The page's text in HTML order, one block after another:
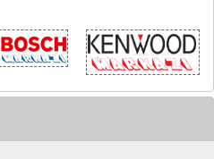
فراتر از یک پیام
با دلسوزان نظام
در دام جنگ ایران